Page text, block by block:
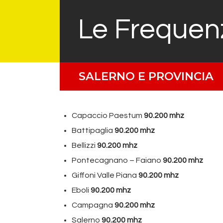
Le
SALERNO E PROVINCIA
Capaccio Paestum 90.200 mhz
Battipaglia 90.200 mhz
Bellizzi 90.200 mhz
Pontecagnano – Faiano 90.200 mhz
Giffoni Valle Piana 90.200 mhz
Eboli 90.200 mhz
Campagna 90.200 mhz
Salerno 90.200 mhz